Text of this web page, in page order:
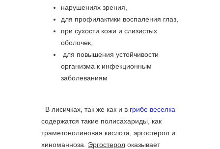
нарушениях зрения,
для профилактики воспаления глаз,
при сухости кожи и слизистых
оболочек,
для повышения устойчивости
организма к инфекционным
заболеваниям
В лисичках, так же как и в грибе веселка
содержатся такие полисахариды, как
траметонолиновая кислота, эргостерол и
хиноманноза. Эргостерол оказывает